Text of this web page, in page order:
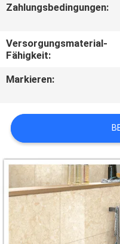
BITTE UM
ANGEBOT
Zahlungsbedingungen:
Versorgungsmaterial-
Fähigkeit:
Markieren: